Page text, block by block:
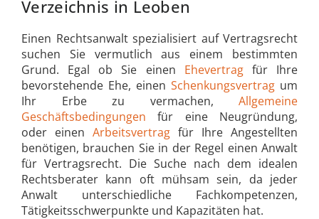
Verzeichnis in Leoben
Einen Rechtsanwalt spezialisiert auf Vertragsrecht
suchen Sie vermutlich aus einem bestimmten
Grund. Egal ob Sie einen Ehevertragfür Ihre
bevorstehende Ehe, einen Schenkungsvertrag um
Ihr Erbe zu vermachen, Allgemeine
Geschäftsbedingungen für eine Neugründung,
oder einen Arbeitsvertrag für Ihre Angestellten
benötigen, brauchen Sie in der Regel einen Anwalt
für Vertragsrecht. Die Suche nach dem idealen
Rechtsberater kann oft mühsam sein, da jeder
Anwalt unterschiedliche Fachkompetenzen,
Tätigkeitsschwerpunkte und Kapazitäten hat.